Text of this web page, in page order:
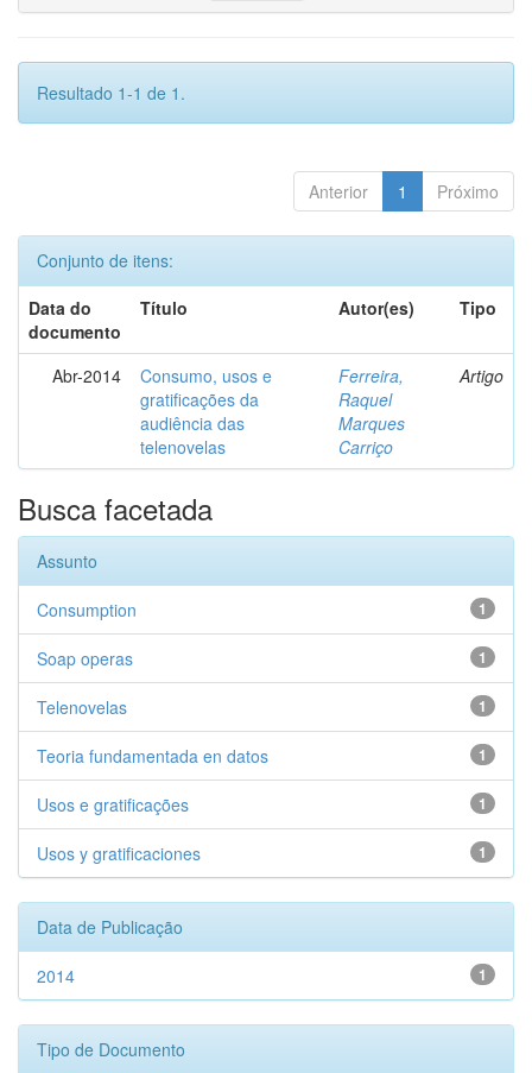
Resultado 1-1 de 1.
Anterior 1 Próximo
Conjunto de itens:
Data do
documento
Título Autor(es) Tipo
Abr-2014
Consumo, usos e
gratificações da
audiência das
telenovelas
Ferreira,
Raquel
Marques
Carriço
Artigo
Busca facetada
Assunto
1
Consumption
1
Soap operas
1
Telenovelas
1
Teoria fundamentada en datos
1
Usos e gratificações
1
Usos y gratificaciones
Data de Publicação
1
2014
Tipo de Documento